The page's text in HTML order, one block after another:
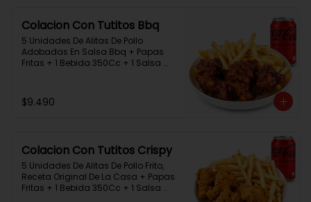
Colacion Con Tutitos Bbq
5 Unidades De Alitas De Pollo
Adobadas En Salsa Bbq + Papas
Fritas + 1 Bebida 350Cc + 1 Salsa
$9.490
Colacion Con Tutitos Crispy
5 Unidades De Alitas De Pollo Frito,
Receta Original De La Casa + Papas
Fritas + 1 Bebida 350Cc + 1 Salsa